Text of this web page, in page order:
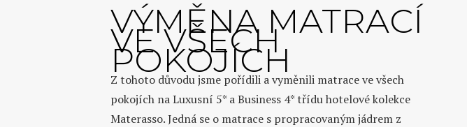
VÝMĚNA MATRACÍ
VE VŠECH
POKOJÍCH
Z tohoto důvodu jsme pořídili a vyměnili matrace ve všech
pokojích na Luxusní 5* a Business 4* třídu hotelové kolekce
Materasso. Jedná se o matrace s propracovaným jádrem z